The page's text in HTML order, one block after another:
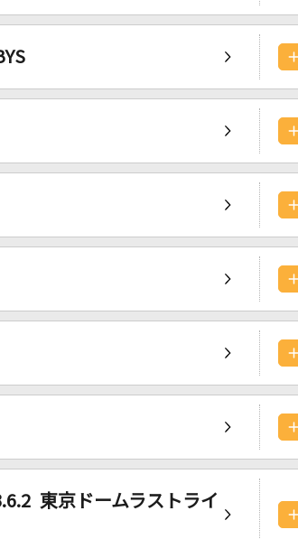
東京ドームラストライ